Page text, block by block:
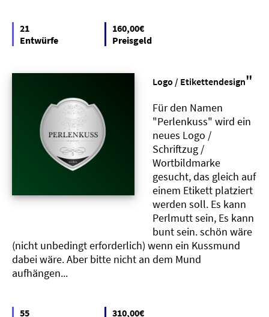
21
Entwürfe
160,00€
Preisgeld
Logo / Etikettendesign"
Für den Namen
"Perlenkuss" wird ein
neues Logo /
Schriftzug /
Wortbildmarke
gesucht, das gleich auf
einem Etikett platziert
werden soll. Es kann
Perlmutt sein, Es kann
bunt sein. schön wäre
(nicht unbedingt erforderlich) wenn ein Kussmund
dabei wäre. Aber bitte nicht an dem Mund
aufhängen...
55 310,00€